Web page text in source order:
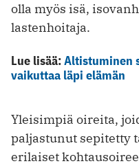
olla myös isä,
lastenhoitaja.
Lue lisää:Altistuminen
vaikuttaa läpi elämän
Yleisimpiä oireita,
paljastunut sepitetty
erilaiset